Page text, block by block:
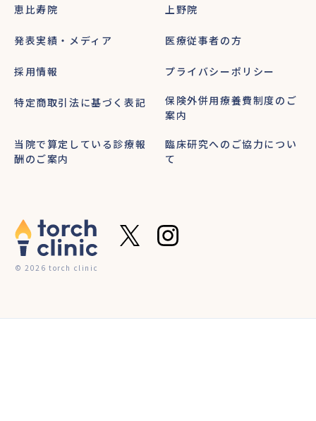
恵比寿院 上野院
発表実績・メディア 医療従事者の方
採用情報 プライバシーポリシー
特定商取引法に基づく表記
保険外併用療養費制度のご
案内
当院で算定している診療報
酬のご案内
臨床研究へのご協力につい
て
© 2026 torch clinic